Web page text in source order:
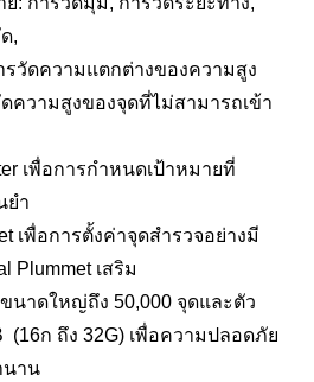
,
รวัดความแตกต่างของความสูง
ความสูงของจุดที่ไม่สามารถเข้า
เพื่อการกำหนดเป้าหมายที่
ยำ
เพื่อการตั้งค่าจุดสำรวจอย่างมี
Plummet เสริม
นาดใหญ่ถึง 50,000 จุดและตัว
(16ก ถึง 32G) เพื่อความปลอดภัย
นาน